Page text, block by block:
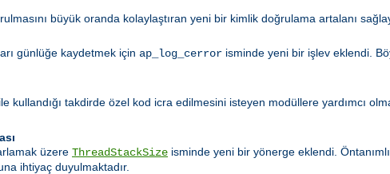
büyük oranda kolaylaştıran yeni bir kimlik doğrulama artalanı
günlüğe kaydetmek için ap_log_cerror isminde yeni bir işlev eklendi.
kullandığı takdirde özel kod icra edilmesini isteyen modüllere yardımcı
üzere ThreadStackSize isminde yeni bir yönerge eklendi.
ihtiyaç duyulmaktadır.